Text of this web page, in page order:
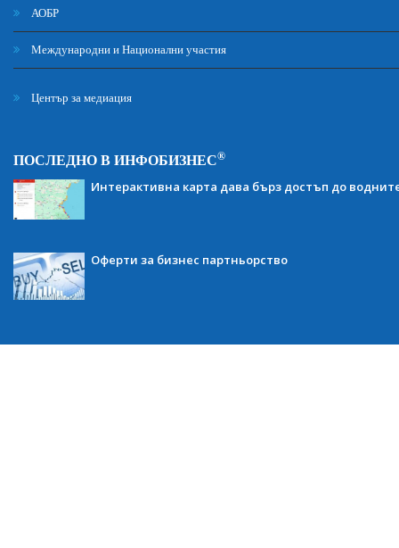
АОБР
Международни и Национални участия
Център за медиация
ПОСЛЕДНО В ИНФОБИЗНЕС®
Интерактивна карта дава бърз достъп до
Оферти за бизнес партньорство